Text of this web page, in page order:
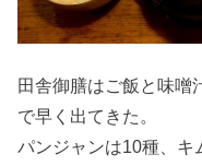
田舎御膳はご飯と味噌
で早く出てきた。
パンジャンは10種、キ